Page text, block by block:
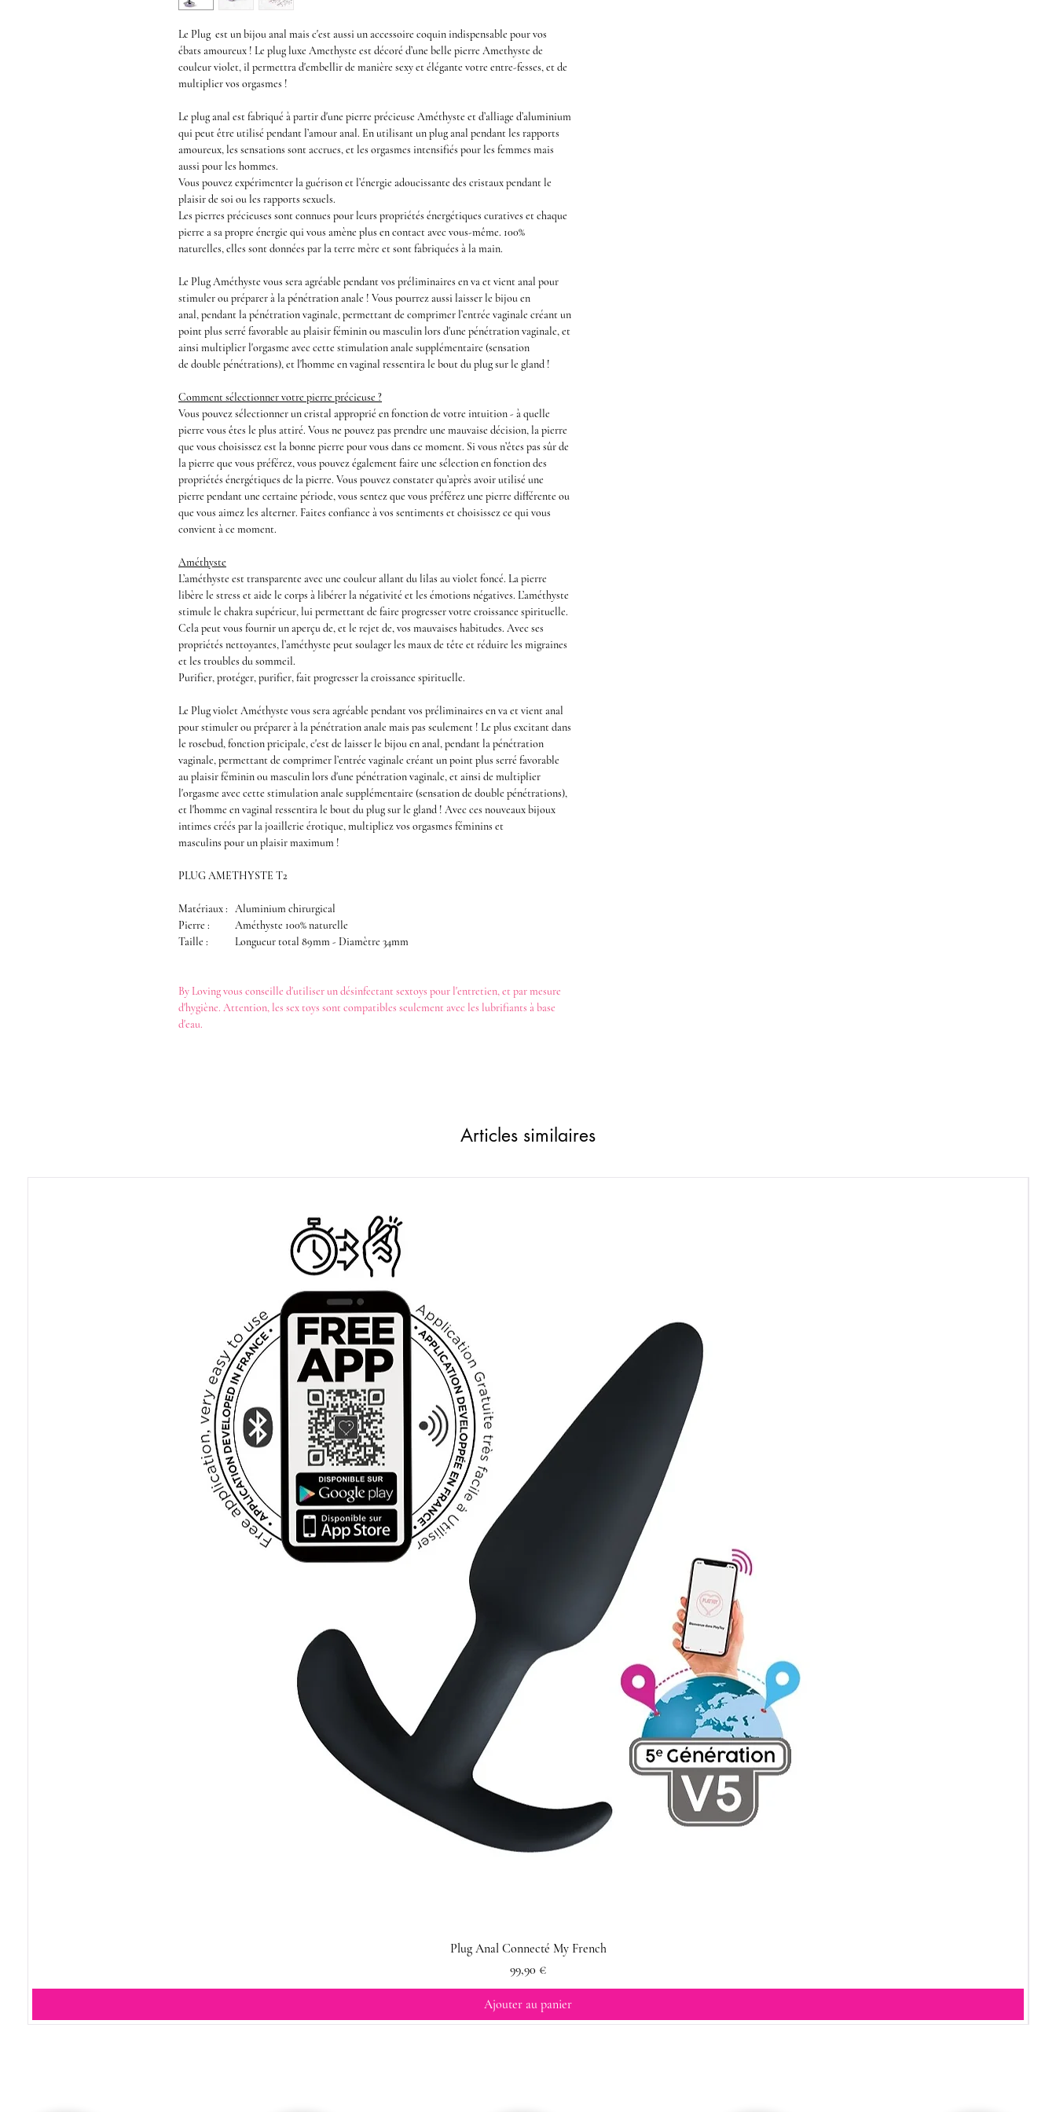
Le Plug est unbijou anal mais c'est aussi un accessoire coquin indispensable pour vos
ébats amoureux ! Le plug luxe Amethyste est décoré d’une belle pierre Amethyste de
couleur violet, il permettra d'embellir de manière sexy et élégante votre entre-fesses, et de
multiplier vos orgasmes !
Le plug anal est fabriqué à partir d'une pierre précieuse Améthyste et d’alliage d’aluminium
qui peut être utilisé pendant l’amour anal. En utilisant un plug anal pendant les rapports
amoureux, les sensations sont accrues, et les orgasmes intensifiés pour les femmes mais
aussi pour les hommes.
Vous pouvez expérimenter la guérison et l’énergie adoucissante des cristaux pendant le
plaisir de soi ou les rapports sexuels.
Les pierres précieuses sont connues pour leurs propriétés énergétiques curatives et chaque
pierre a sa propre énergie qui vous amène plus en contact avec vous-même. 100%
naturelles, elles sont données par la terre mère et sont fabriquées à la main.
Le Plug Améthyste vous sera agréable pendant vos préliminaires en va et vient anal pour
stimuler ou préparer à lapénétration anale ! Vous pourrez aussi laisser le bijou en
anal,pendant lapénétration vaginale, permettant de comprimer l’entrée vaginale créant un
point plus serré favorable au plaisir féminin ou masculin lors d'une pénétration vaginale, et
ainsi multiplier l'orgasme avec cette stimulation anale supplémentaire (sensation
de double pénétrations), et l'homme en vaginal ressentira le bout duplugsur le gland !
Comment sélectionner votre pierre précieuse ?
Vous pouvez sélectionner un cristal approprié en fonction de votre intuition - à quelle
pierre vous êtes le plus attiré. Vous ne pouvez pas prendre une mauvaise décision, la pierre
que vous choisissez est la bonne pierre pour vous dans ce moment. Si vous n’êtes pas sûr de
la pierre que vous préférez, vous pouvez également faire une sélection en fonction des
propriétés énergétiques de la pierre. Vous pouvez constater qu’après avoir utilisé une
pierre pendant une certaine période, vous sentez que vous préférez une pierre différente ou
que vous aimez les alterner. Faites confiance à vos sentiments et choisissez ce qui vous
convient à ce moment.
Améthyste
L’améthyste est transparente avec une couleur allant du lilas au violet foncé. La pierre
libère le stress et aide le corps à libérer la négativité et les émotions négatives. L’améthyste
stimule le chakra supérieur, lui permettant de faire progresser votre croissance spirituelle.
Cela peut vous fournir un aperçu de, et le rejet de, vos mauvaises habitudes. Avec ses
propriétés nettoyantes, l’améthyste peut soulager les maux de tête et réduire les migraines
et les troubles du sommeil.
Purifier, protéger, purifier, fait progresser la croissance spirituelle.
Le Plug violet Améthyste vous sera agréable pendant vos préliminaires en va et vient anal
pour stimuler ou préparer à lapénétration anale mais pas seulement ! Le plus excitant dans
le rosebud,fonction pricipale,c'est de laisser le bijou en anal,pendant lapénétration
vaginale, permettant de comprimer l’entrée vaginale créant un point plus serré favorable
au plaisir féminin ou masculin lors d'une pénétration vaginale, et ainsi de multiplier
l'orgasme avec cette stimulation anale supplémentaire (sensation de double pénétrations),
et l'homme en vaginal ressentira le bout duplugsur le gland ! Avec ces nouveauxbijoux
intimes créés par la joaillerie érotique, multipliez vos orgasmes féminins et
masculins pour un plaisir maximum !
PLUG AMETHYSTE T2
Matériaux : Aluminium chirurgical
Pierre :
Améthyste 100% naturelle
Taille :
Longueur total 89mm - Diamètre 34mm
By Lovingvous conseille d'utiliser undésinfectant sextoys pour l'entretien, et par mesure
d'hygiène. Attention, les sex toys sont compatibles seulement avec les lubrifiants à base
d'eau.
Articles similaires
Plug Anal Connecté My French
Prix
99,90 €
Ajouter au panier